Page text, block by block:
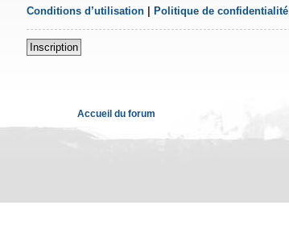
Conditions d’utilisation Politique de confidentialité
Inscription
Accueil du forum